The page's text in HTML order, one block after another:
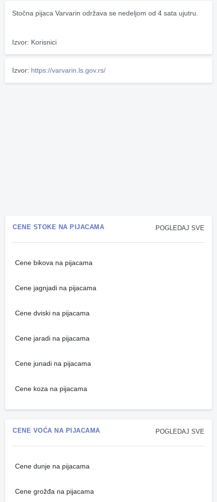
Stočna pijaca Varvarin održava se nedeljom od 4 sata ujutru.
Izvor: Korisnici
Izvor: https://varvarin.ls.gov.rs/
POGLEDAJ SVE
CENE STOKE NA PIJACAMA
Cene bikova na pijacama
Cene jagnjadi na pijacama
Cene dviski na pijacama
Cene jaradi na pijacama
Cene junadi na pijacama
Cene koza na pijacama
POGLEDAJ SVE
CENE VOĆA NA PIJACAMA
Cene dunje na pijacama
Cene grožđa na pijacama